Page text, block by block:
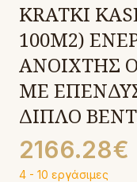
KRATKI
100Μ2)
ΑΝΟΙΧΤΗΣ
ΜΕ
ΔΙΠΛΟ
2166.28€
4 - 10 εργάσιμες